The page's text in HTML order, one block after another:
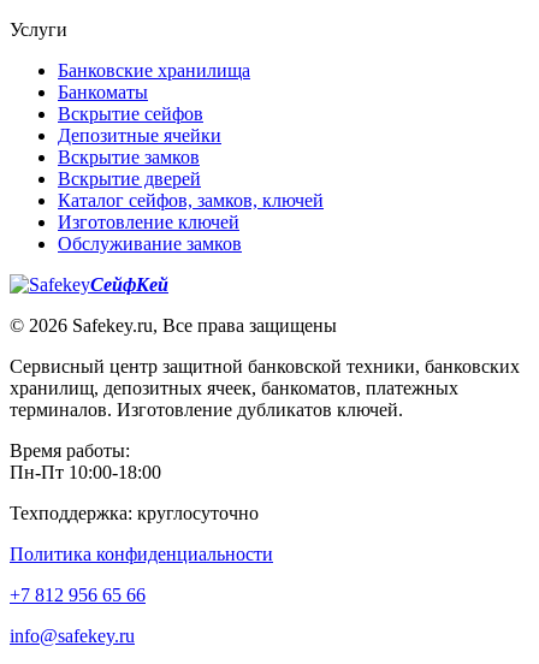
Услуги
Банковские хранилища
Банкоматы
Вскрытие сейфов
Депозитные ячейки
Вскрытие замков
Вскрытие дверей
Каталог сейфов, замков, ключей
Изготовление ключей
Обслуживание замков
СейфКей
© 2026 Safekey.ru, Все права защищены
Сервисный центр защитной банковской техники, банковских
хранилищ, депозитных ячеек, банкоматов, платежных
терминалов. Изготовление дубликатов ключей.
Время работы:
Пн-Пт 10:00-18:00
Техподдержка: круглосуточно
Политика конфиденциальности
+7 812 956 65 66
info@safekey.ru